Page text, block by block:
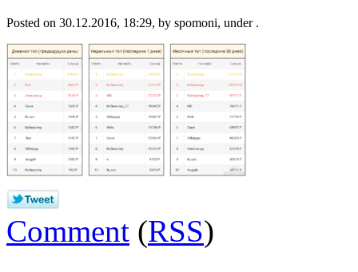
Posted on 30.12.2016, 18:29, by spomoni, under .
Comment (RSS)